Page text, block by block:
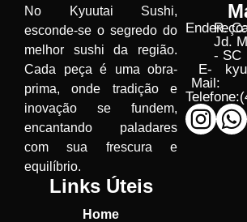
No Kyuutai Sushi,
esconde-se o segredo do
melhor sushi da região.
Cada peça é uma obra-
prima, onde tradição e
inovação se fundem,
encantando paladares
com sua frescura e
equilíbrio.
Links Úteis
Home
Endereço:
R.
Jd.
- SC
E-
Mail:
Telefone: